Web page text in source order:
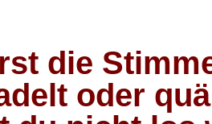
die
oder